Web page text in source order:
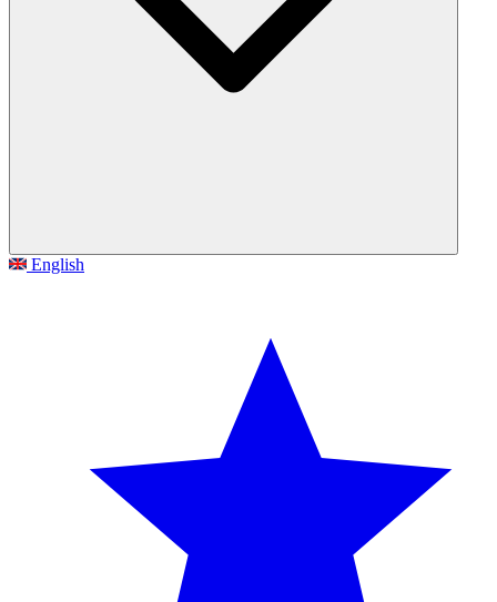
English